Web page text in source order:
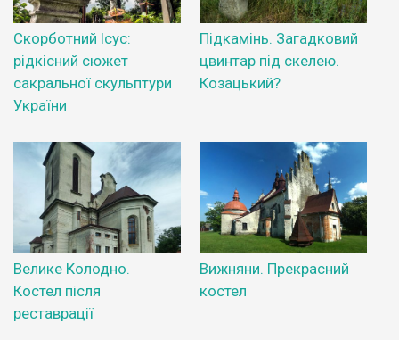
Скорботний Ісус:
рідкісний сюжет
сакральної скульптури
України
Підкамінь. Загадковий
цвинтар під скелею.
Козацький?
Велике Колодно.
Костел після
реставрації
Вижняни. Прекрасний
костел